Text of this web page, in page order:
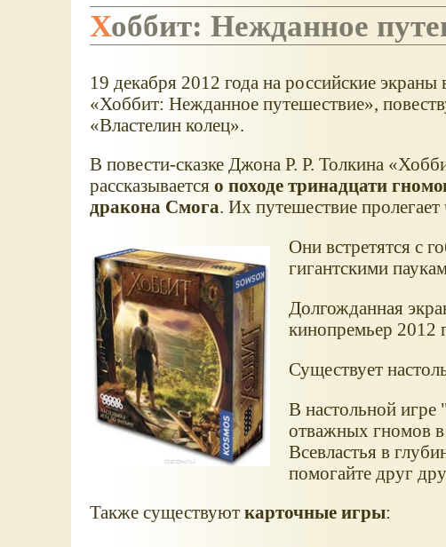
Хоббит: Нежданное
19 декабря 2012 года на российские
Хоббит: Нежданное путешествие ,
Властелин колец .
В повести-сказке Джона Р. Р. Толкина
рассказывается о походе тринадцати
дракона Смога. Их путешествие
Они встретятся с
гигантскими
Долгожданная
кинопремьер 2012
Существует
В настольной
отважных гномов
Всевластья в
помогайте друг
Также существуют карточные игры: